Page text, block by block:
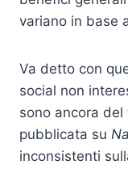
variano in base
Va detto con
social non
sono ancora
pubblicata su
inconsistenti